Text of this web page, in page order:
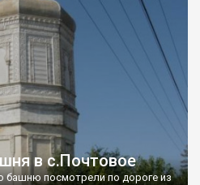
в с.Почтовое
башню посмотрели по дороге из